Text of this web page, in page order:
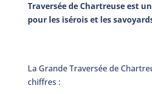
Traversée de Chartreuse est
pour les isérois et les
La Grande Traversée de
chiffres :